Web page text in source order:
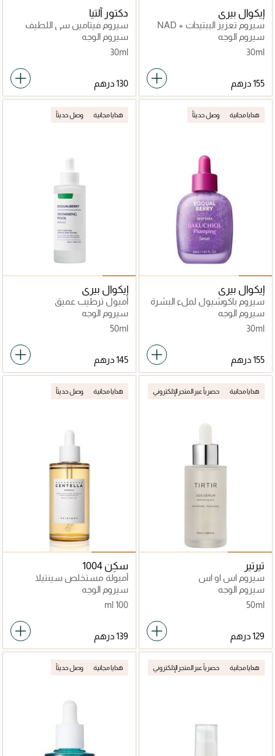
إيكوال بيري
سيروم تعزيز الببتيدات + NAD
(30مل)
سيروم الوجه
30ml
دكتور آلتيا
سيروم فيتامين سي اللطيف
سيروم الوجه
30ml
هدايا مجانية وصل حديثاً
إيكوال بيري
سيروم باكوشيول لملء البشرة
سيروم الوجه
30ml
هدايا مجانية وصل حديثاً
إيكوال بيري
أمبول ترطيب عميق
سيروم الوجه
50ml
هدايا مجانية حصرياً عبر المتجر الإلكتروني
تيرتير
سيروم اس او اس
سيروم الوجه
50ml
هدايا مجانية وصل حديثاً
سكِن 1004
أمبولة مستخلص سينتيلا
للعناية بالمسام
سيروم الوجه
100 ml
هدايا مجانية حصرياً عبر المتجر الإلكتروني هدايا مجانية وصل حديثاً